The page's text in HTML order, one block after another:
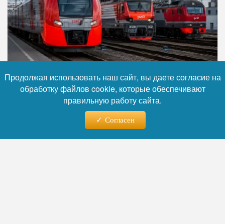
Продолжая использовать наш сайт, вы даете согласие на
обработку файлов cookie, которые обеспечивают
правильную работу сайта.
Согласен